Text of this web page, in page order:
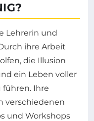
Lehrerin und
ihre Arbeit
die Illusion
ein Leben voller
führen. Ihre
verschiedenen
und Workshops